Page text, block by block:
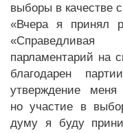
выборы в качестве
«Вчера я принял
парламентарий на
благодарен
утверждение меня
но участие в
думу я буду